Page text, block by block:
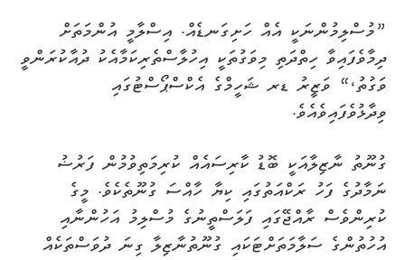
”މުސްލިމުންނަކީ އެއް ހަށިގަނޑެއް. އިސްލާމީ އުންމަތަށް
ދިމާވެފައިވާ ހިތްދަތި މިވަގުތަކީ އިހުލާސްތެރިކަމާއެކު ދުއާކުރަންވީ
ވަގުތު،“ ވަޒީރު ޑރ ޝަހީމްގެ އެކްސްޕޯސްޓުގައި
ވިދާޅުވެފައިވެއެވެ.
ގުނޫތު ނާޒިލާއަކީ ބޮޑު ކާރިސައެއް ކުރިމަތިވުމުން ފަރުޟު
ނަމާދުގެ ފަހު ރަކްއަތުގައި ކިޔާ ހާއްސަ ގުނޫތެކެވެ. މީގެ
ކުރިންވެސް ރާއްޖޭގައި ފަލަސްތީނުގެ މުސްލިމު އަހުންނާއި
އުހުތުންގެ ސަލާމަތަށްޓަކައި ގުނޫތުނާޒިލާ ގިނަ ދުވަސްތަކެއް